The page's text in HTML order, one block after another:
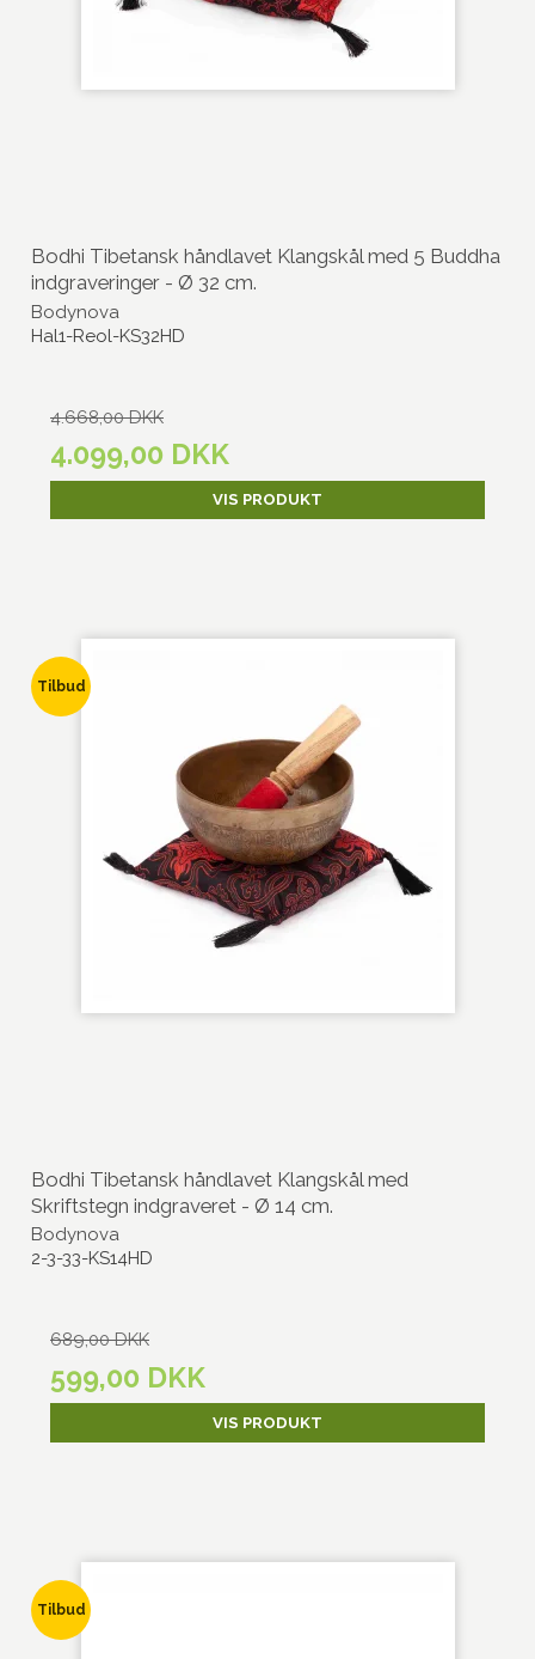
Bodhi Tibetansk håndlavet Klangskål med 5 Buddha
indgraveringer - Ø 32 cm.
Bodynova
Hal1-Reol-KS32HD
4.668,00 DKK
4.099,00 DKK
VIS PRODUKT
Tilbud
Bodhi Tibetansk håndlavet Klangskål med
Skriftstegn indgraveret - Ø 14 cm.
Bodynova
2-3-33-KS14HD
689,00 DKK
599,00 DKK
VIS PRODUKT
Tilbud